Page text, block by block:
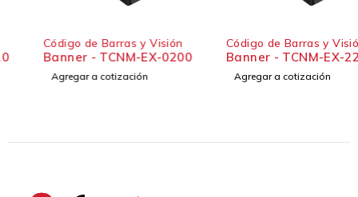
Código de Barras y Visión
Banner - TCNM-EX-0200
Agregar a cotización
Código de Barras y Visión
Banner - TCNM-EX-2210
Agregar a cotización